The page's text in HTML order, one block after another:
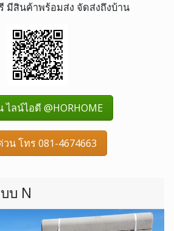
มีสินค้าพร้อมส่ง จัดส่งถึงบ้าน
ไลน์ไอดี @HORHOME
น โทร 081-4674663
บ N